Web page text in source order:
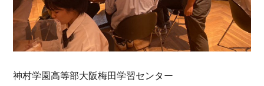
神村学園高等部大阪梅田学習センター